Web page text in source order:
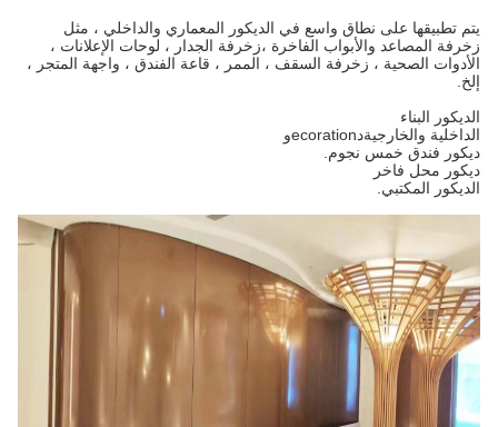
يتم تطبيقها على نطاق واسع في الديكور المعماري والداخلي ، مثل
زخرفة المصاعد والأبواب الفاخرة ، زخرفة الجدار ، لوحات الإعلانات ،
الأدوات الصحية ، زخرفة السقف ، الممر ، قاعة الفندق ، واجهة المتجر ،
إلخ.
الديكور البناء
الداخلية والخارجيةدecorationو
ديكور فندق خمس نجوم.
ديكور محل فاخر
الديكور المكتبي.